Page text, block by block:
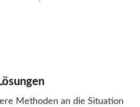
Methoden an die Situation